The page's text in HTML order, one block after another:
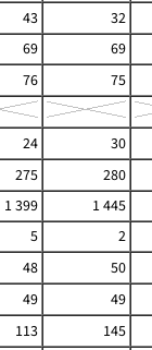
43 32
69 69
76 75
24 30
275 280
1 399 1 445
5 2
48 50
49 49
113 145